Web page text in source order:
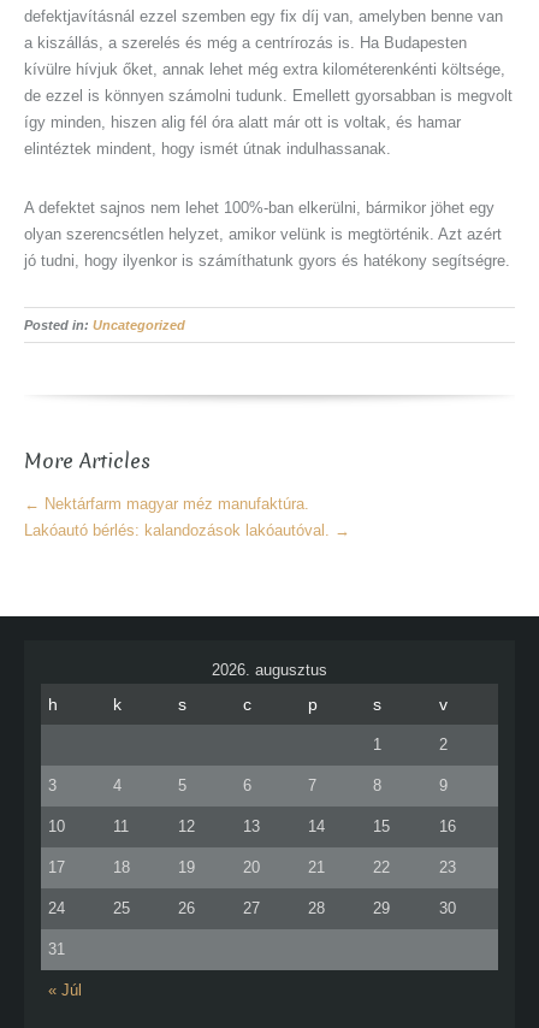
defektjavításnál ezzel szemben egy fix díj van, amelyben benne van
a kiszállás, a szerelés és még a centrírozás is. Ha Budapesten
kívülre hívjuk őket, annak lehet még extra kilométerenkénti költsége,
de ezzel is könnyen számolni tudunk. Emellett gyorsabban is megvolt
így minden, hiszen alig fél óra alatt már ott is voltak, és hamar
elintéztek mindent, hogy ismét útnak indulhassanak.
A defektet sajnos nem lehet 100%-ban elkerülni, bármikor jöhet egy
olyan szerencsétlen helyzet, amikor velünk is megtörténik. Azt azért
jó tudni, hogy ilyenkor is számíthatunk gyors és hatékony segítségre.
Posted in: Uncategorized
More Articles
← Nektárfarm magyar méz manufaktúra.
Lakóautó bérlés: kalandozások lakóautóval.
→
2026. augusztus
h k s c p s v
« Júl
1 2
3 4 5 6 7 8 9
10 11 12 13 14 15 16
17 18 19 20 21 22 23
24 25 26 27 28 29 30
31